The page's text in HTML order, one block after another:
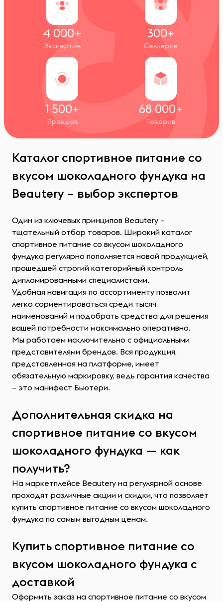
4 000+
Экспертов
300+
Селлеров
1 500+
Брендов
68 000+
Товаров
Каталог спортивное питание со
вкусом шоколадного фундука на
Beautery – выбор экспертов
Один из ключевых принципов Beautery –
тщательный отбор товаров. Широкий каталог
спортивное питание со вкусом шоколадного
фундука регулярно пополняется новой продукцией,
прошедшей строгий категорийный контроль
дипломированными специалистами.
Удобная навигация по ассортименту позволит
легко сориентироваться среди тысяч
наименований и подобрать средства для решения
вашей потребности максимально оперативно.
Мы работаем исключительно с официальными
представителями брендов. Вся продукция,
представленная на платформе, имеет
обязательную маркировку, ведь гарантия качества
– это манифест Бьютери.
Дополнительная скидка на
спортивное питание со вкусом
шоколадного фундука — как
получить?
На маркетплейсе Beautery на регулярной основе
проходят различные акции и скидки, что позволяет
купить спортивное питание со вкусом шоколадного
фундука по самым выгодным ценам.
Купить спортивное питание со
вкусом шоколадного фундука с
доставкой
Оформить заказ на спортивное питание со вкусом